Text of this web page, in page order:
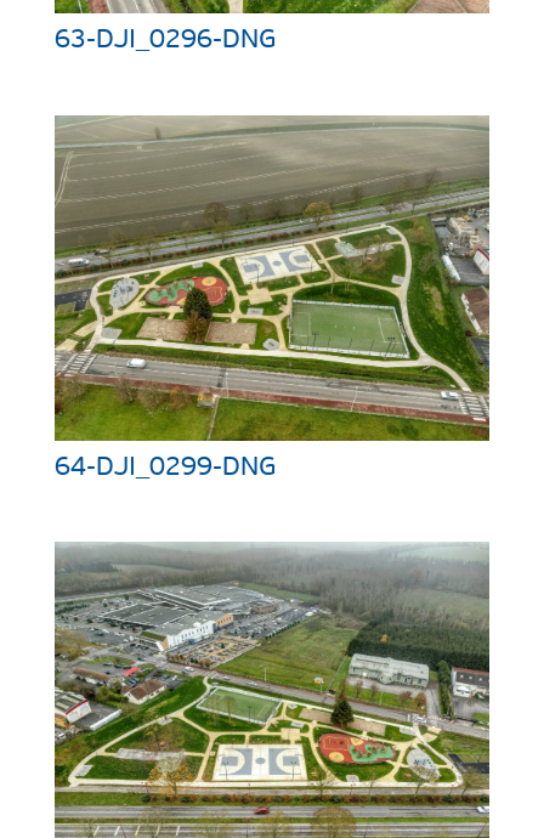
63-DJI_0296-DNG
64-DJI_0299-DNG